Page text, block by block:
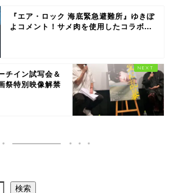
『エア・ロック 海底緊急避難所』ゆきぽ
よコメント！サメ肉を使用したコラボ...
チイン試写会＆
祭特別映像解禁
検索